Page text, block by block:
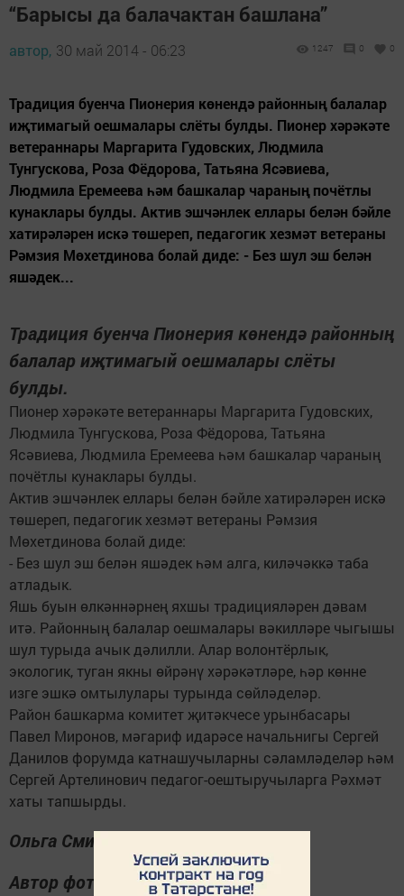
“Барысы да балачактан башлана”
автор, 30 май 2014 - 06:23 1247 0 0
Традиция буенча Пионерия көнендә районның балалар
иҗтимагый оешмалары слёты булды. Пионер хәрәкәте
ветераннары Маргарита Гудовских, Людмила
Тунгускова, Роза Фёдорова, Татьяна Ясәвиева,
Людмила Еремеева һәм башкалар чараның почётлы
кунаклары булды. Актив эшчәнлек еллары белән бәйле
хатирәләрен искә төшереп, педагогик хезмәт ветераны
Рәмзия Мөхетдинова болай диде: - Без шул эш белән
яшәдек...
Традиция буенча Пионерия көнендә районның
балалар иҗтимагый оешмалары слёты
булды.
Пионер хәрәкәте ветераннары Маргарита Гудовских,
Людмила Тунгускова, Роза Фёдорова, Татьяна
Ясәвиева, Людмила Еремеева һәм башкалар чараның
почётлы кунаклары булды.
Актив эшчәнлек еллары белән бәйле хатирәләрен искә
төшереп, педагогик хезмәт ветераны Рәмзия
Мөхетдинова болай диде:
- Без шул эш белән яшәдек һәм алга, киләчәккә таба
атладык.
Яшь буын өлкәннәрнең яхшы традицияләрен дәвам
итә. Районның балалар оешмалары вәкилләре чыгышы
шул турыда ачык дәлилли. Алар волонтёрлык,
экологик, туган якны өйрәнү хәрәкәтләре, һәр көнне
изге эшкә омтылулары турында сөйләделәр.
Район башкарма комитет җитәкчесе урынбасары
Павел Миронов, мәгариф идарәсе начальнигы Сергей
Данилов форумда катнашучыларны сәламләделәр һәм
Сергей Артелинович педагог-оештыручыларга Рәхмәт
хаты тапшырды.
Ольга Смирнова
Автор фотосы